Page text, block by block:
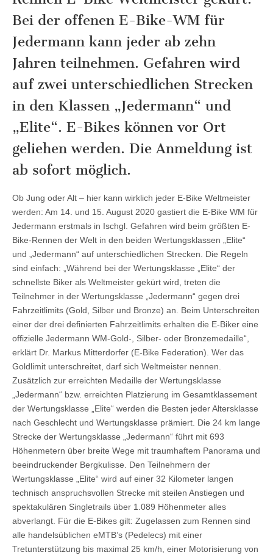
Bei der offenen E-Bike-WM für
Jedermann kann jeder ab zehn
Jahren teilnehmen. Gefahren wird
auf zwei unterschiedlichen Strecken
in den Klassen „Jedermann“ und
„Elite“. E-Bikes können vor Ort
geliehen werden. Die Anmeldung ist
ab sofort möglich.
Ob Jung oder Alt – hier kann wirklich jeder E-Bike Weltmeister
werden: Am 14. und 15. August 2020 gastiert die E-Bike WM für
Jedermann erstmals in Ischgl. Gefahren wird beim größten E-
Bike-Rennen der Welt in den beiden Wertungsklassen „Elite“
und „Jedermann“ auf unterschiedlichen Strecken. Die Regeln
sind einfach: „Während bei der Wertungsklasse „Elite“ der
schnellste Biker als Weltmeister gekürt wird, treten die
Teilnehmer in der Wertungsklasse „Jedermann“ gegen drei
Fahrzeitlimits (Gold, Silber und Bronze) an. Beim Unterschreiten
einer der drei definierten Fahrzeitlimits erhalten die E-Biker eine
offizielle Jedermann WM-Gold-, Silber- oder Bronzemedaille“,
erklärt Dr. Markus Mitterdorfer (E-Bike Federation). Wer das
Goldlimit unterschreitet, darf sich Weltmeister nennen.
Zusätzlich zur erreichten Medaille der Wertungsklasse
„Jedermann“ bzw. erreichten Platzierung im Gesamtklassement
der Wertungsklasse „Elite“ werden die Besten jeder Altersklasse
nach Geschlecht und Wertungsklasse prämiert. Die 24 km lange
Strecke der Wertungsklasse „Jedermann“ führt mit 693
Höhenmetern über breite Wege mit traumhaftem Panorama und
beeindruckender Bergkulisse. Den Teilnehmern der
Wertungsklasse „Elite“ wird auf einer 32 Kilometer langen
technisch anspruchsvollen Strecke mit steilen Anstiegen und
spektakulären Singletrails über 1.089 Höhenmeter alles
abverlangt. Für die E-Bikes gilt: Zugelassen zum Rennen sind
alle handelsüblichen eMTB’s (Pedelecs) mit einer
Tretunterstützung bis maximal 25 km/h, einer Motorisierung von